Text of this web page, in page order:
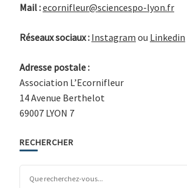
Mail :ecornifleur@sciencespo-lyon.fr
Réseaux sociaux : Instagram ou Linkedin
Adresse postale :
Association L’Ecornifleur
14 Avenue Berthelot
69007 LYON 7
RECHERCHER